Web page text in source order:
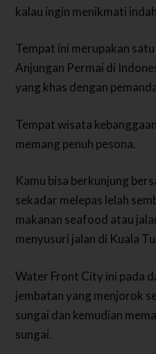
kalau ingin menikmati
Tempat ini merupakan
Anjungan Permai di
yang khas dengan
Tempat wisata
memang penuh pesona.
Kamu bisa berkunjung
sekadar melepas lelah
makanan seafood atau
menyusuri jalan di Kuala
Water Front City ini pada
jembatan yang menjorok
sungai dan kemudian
sungai.